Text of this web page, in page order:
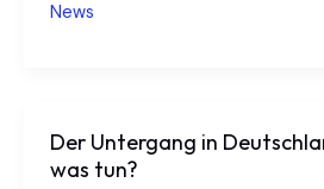
News
Der Untergang in
was tun?